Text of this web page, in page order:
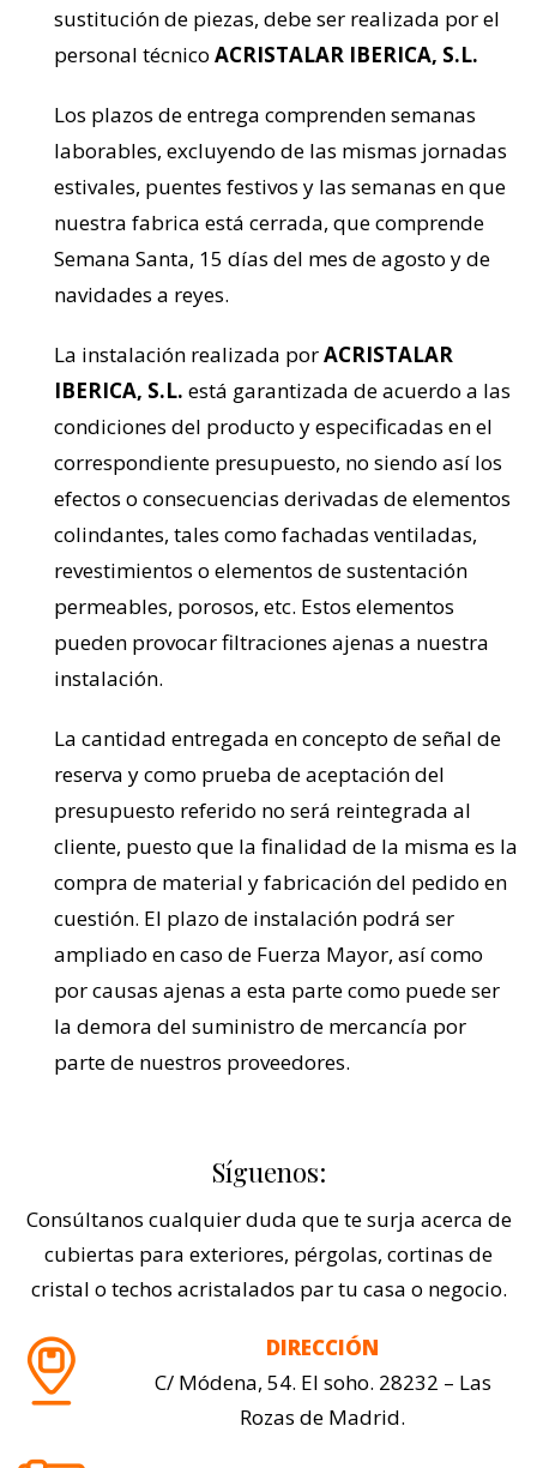
sustitución de piezas, debe ser realizada por el
personal técnico ACRISTALAR IBERICA, S.L.
Los plazos de entrega comprenden semanas
laborables, excluyendo de las mismas jornadas
estivales, puentes festivos y las semanas en que
nuestra fabrica está cerrada, que comprende
Semana Santa, 15 días del mes de agosto y de
navidades a reyes.
La instalación realizada porACRISTALAR
IBERICA, S.L. está garantizada de acuerdo a las
condiciones del producto y especificadas en el
correspondiente presupuesto, no siendo así los
efectos o consecuencias derivadas de elementos
colindantes, tales como fachadas ventiladas,
revestimientos o elementos de sustentación
permeables, porosos, etc. Estos elementos
pueden provocar filtraciones ajenas a nuestra
instalación.
La cantidad entregada en concepto de señal de
reserva y como prueba de aceptación del
presupuesto referido no será reintegrada al
cliente, puesto que la finalidad de la misma es la
compra de material y fabricación del pedido en
cuestión. El plazo de instalación podrá ser
ampliado en caso de Fuerza Mayor, así como
por causas ajenas a esta parte como puede ser
la demora del suministro de mercancía por
parte de nuestros proveedores.
Síguenos:
Consúltanos cualquier duda que te surja acerca de
cubiertas para exteriores, pérgolas, cortinas de
cristal o techos acristalados par tu casa o negocio.
DIRECCIÓN
C/ Módena, 54. El soho. 28232 – Las
Rozas de Madrid.